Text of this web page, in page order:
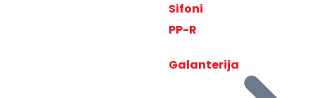
Sifoni
PP-R
Galanterija